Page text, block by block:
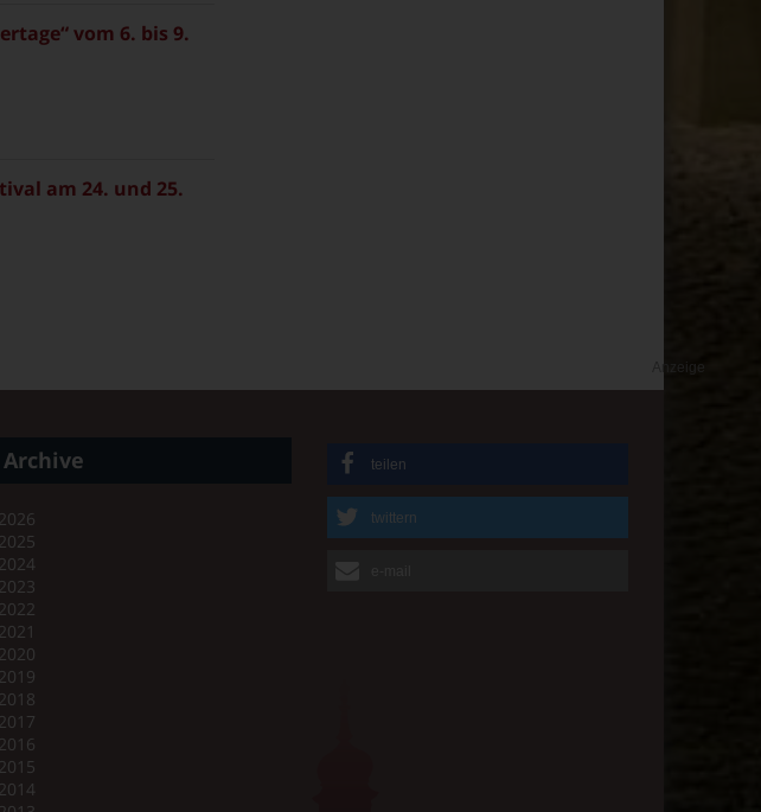
vom 6. bis 9.
am 24. und 25.
Anzeige
Archive
2026
2025
2024
2023
2022
2021
2020
2019
2018
2017
2016
2015
2014
teilen
twittern